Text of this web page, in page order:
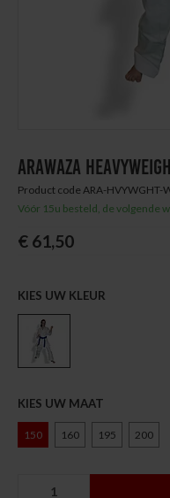
ARAWAZA
Product code ARA-HVYWGHT-
Vóór 15u besteld, de volgende
€ 61,50
KIES UW KLEUR
KIES UW MAAT
150 160 195 200